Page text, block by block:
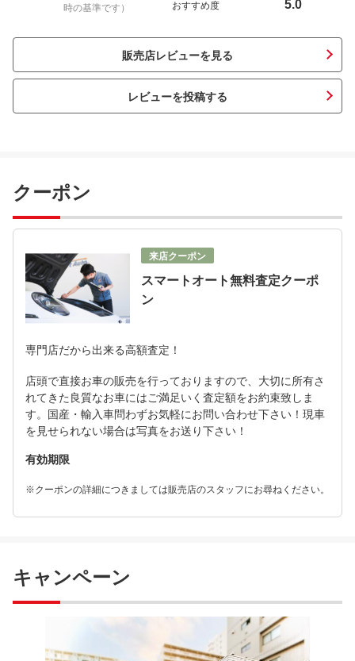
時の基準です） おすすめ度 5.0
販売店レビューを見る
レビューを投稿する
クーポン
来店クーポン
スマートオート無料査定クーポ
ン
専門店だから出来る高額査定！
店頭で直接お車の販売を行っておりますので、大切に所有さ
れてきた良質なお車にはご満足いく査定額をお約束致しま
す。国産・輸入車問わずお気軽にお問い合わせ下さい！現車
を見せられない場合は写真をお送り下さい！
有効期限
※クーポンの詳細につきましては販売店のスタッフにお尋ねください。
キャンペーン